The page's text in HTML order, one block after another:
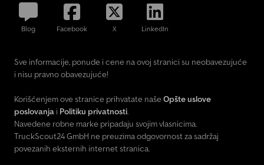
Blog Facebook X LinkedIn
Sve informacije, ponude i cene na ovoj stranici su neobavezujuće
i nisu pravno obavezujuće!
Korišćenjem ove stranice prihvatate naše Opšte uslove
poslovanja i Politiku privatnosti.
Navedene robne marke pripadaju svojim vlasnicima.
TruckScout24 GmbH ne preuzima odgovornost za sadržaj
povezanih eksternih internet stranica.